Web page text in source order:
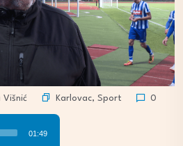
Višnić Karlovac, Sport 0
01:49